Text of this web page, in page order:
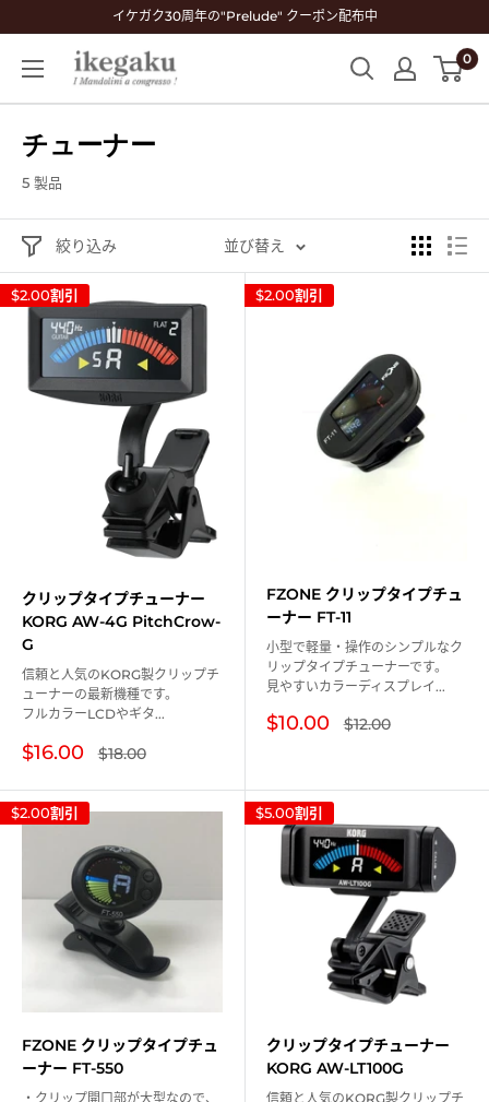
ン
プ
す
イケガク30周年の"Prelude" クーポン配布中
Mandolin
&
Shop
0
チューナー
5 製品
絞り込み 並び替え
$2.00割引
クリップタイプチューナー
KORG AW-4G PitchCrow-
G
信頼と人気のKORG製クリップチ
ューナーの最新機種です。
フルカラーLCDやギタ...
販
価
格
$16.00 通
$18.00
$2.00割引
FZONE クリップタイプチュ
ーナー FT-11
小型で軽量・操作のシンプルなク
リップタイプチューナーです。
見やすいカラーディスプレイ...
販
$10.00 通
$12.00
$2.00割引
FZONE クリップタイプチュ
ーナー FT-550
・クリップ開口部が大型なので、
$5.00割引
クリップタイプチューナー
KORG AW-LT100G
信頼と人気のKORG製クリップチ